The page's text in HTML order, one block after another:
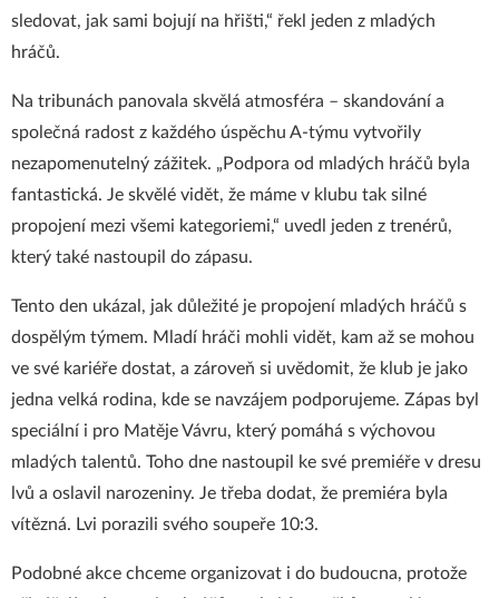
sledovat, jak sami bojují na hřišti,“ řekl jeden z mladých
hráčů.
Na tribunách panovala skvělá atmosféra – skandování a
společná radost z každého úspěchu A-týmu vytvořily
nezapomenutelný zážitek. „Podpora od mladých hráčů byla
fantastická. Je skvělé vidět, že máme v klubu tak silné
propojení mezi všemi kategoriemi,“ uvedl jeden z trenérů,
který také nastoupil do zápasu.
Tento den ukázal, jak důležité je propojení mladých hráčů s
dospělým týmem. Mladí hráči mohli vidět, kam až se mohou
ve své kariéře dostat, a zároveň si uvědomit, že klub je jako
jedna velká rodina, kde se navzájem podporujeme. Zápas byl
speciální i pro Matěje Vávru, který pomáhá s výchovou
mladých talentů. Toho dne nastoupil ke své premiéře v dresu
lvů a oslavil narozeniny. Je třeba dodat, že premiéra byla
vítězná. Lvi porazili svého soupeře 10:3.
Podobné akce chceme organizovat i do budoucna, protože